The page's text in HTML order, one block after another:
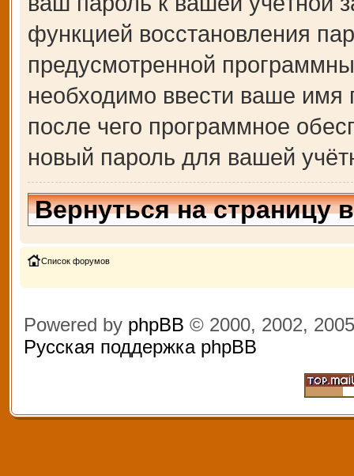
функцией восстановления
предусмотренной
необходимо ввести ваше имя
после чего программное
новый пароль для вашей
Вернуться на страницу
Список форумов
Powered by phpBB © 2000, 2002,
Русская поддержка phpBB